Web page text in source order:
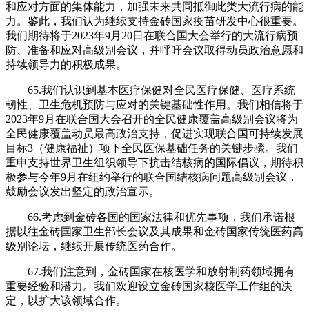
和应对方面的集体能力，加强未来共同抵御此类大流行病的能
力。鉴此，我们认为继续支持金砖国家疫苗研发中心很重要。
我们期待将于2023年9月20日在联合国大会举行的大流行病预
防、准备和应对高级别会议，并呼吁会议取得动员政治意愿和
持续领导力的积极成果。
65.我们认识到基本医疗保健对全民医疗保健、医疗系统
韧性、卫生危机预防与应对的关键基础性作用。我们相信将于
2023年9月在联合国大会召开的全民健康覆盖高级别会议将为
全民健康覆盖动员最高政治支持，促进实现联合国可持续发展
目标3（健康福祉）项下全民医保基础任务的关键步骤。我们
重申支持世界卫生组织领导下抗击结核病的国际倡议，期待积
极参与今年9月在纽约举行的联合国结核病问题高级别会议，
鼓励会议发出坚定的政治宣示。
66.考虑到金砖各国的国家法律和优先事项，我们承诺根
据以往金砖国家卫生部长会议及其成果和金砖国家传统医药高
级别论坛，继续开展传统医药合作。
67.我们注意到，金砖国家在核医学和放射制药领域拥有
重要经验和潜力。我们欢迎设立金砖国家核医学工作组的决
定，以扩大该领域合作。